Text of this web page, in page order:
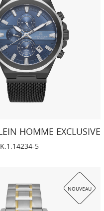
HOMME EXCLUSIVE
5
NOUVEAU